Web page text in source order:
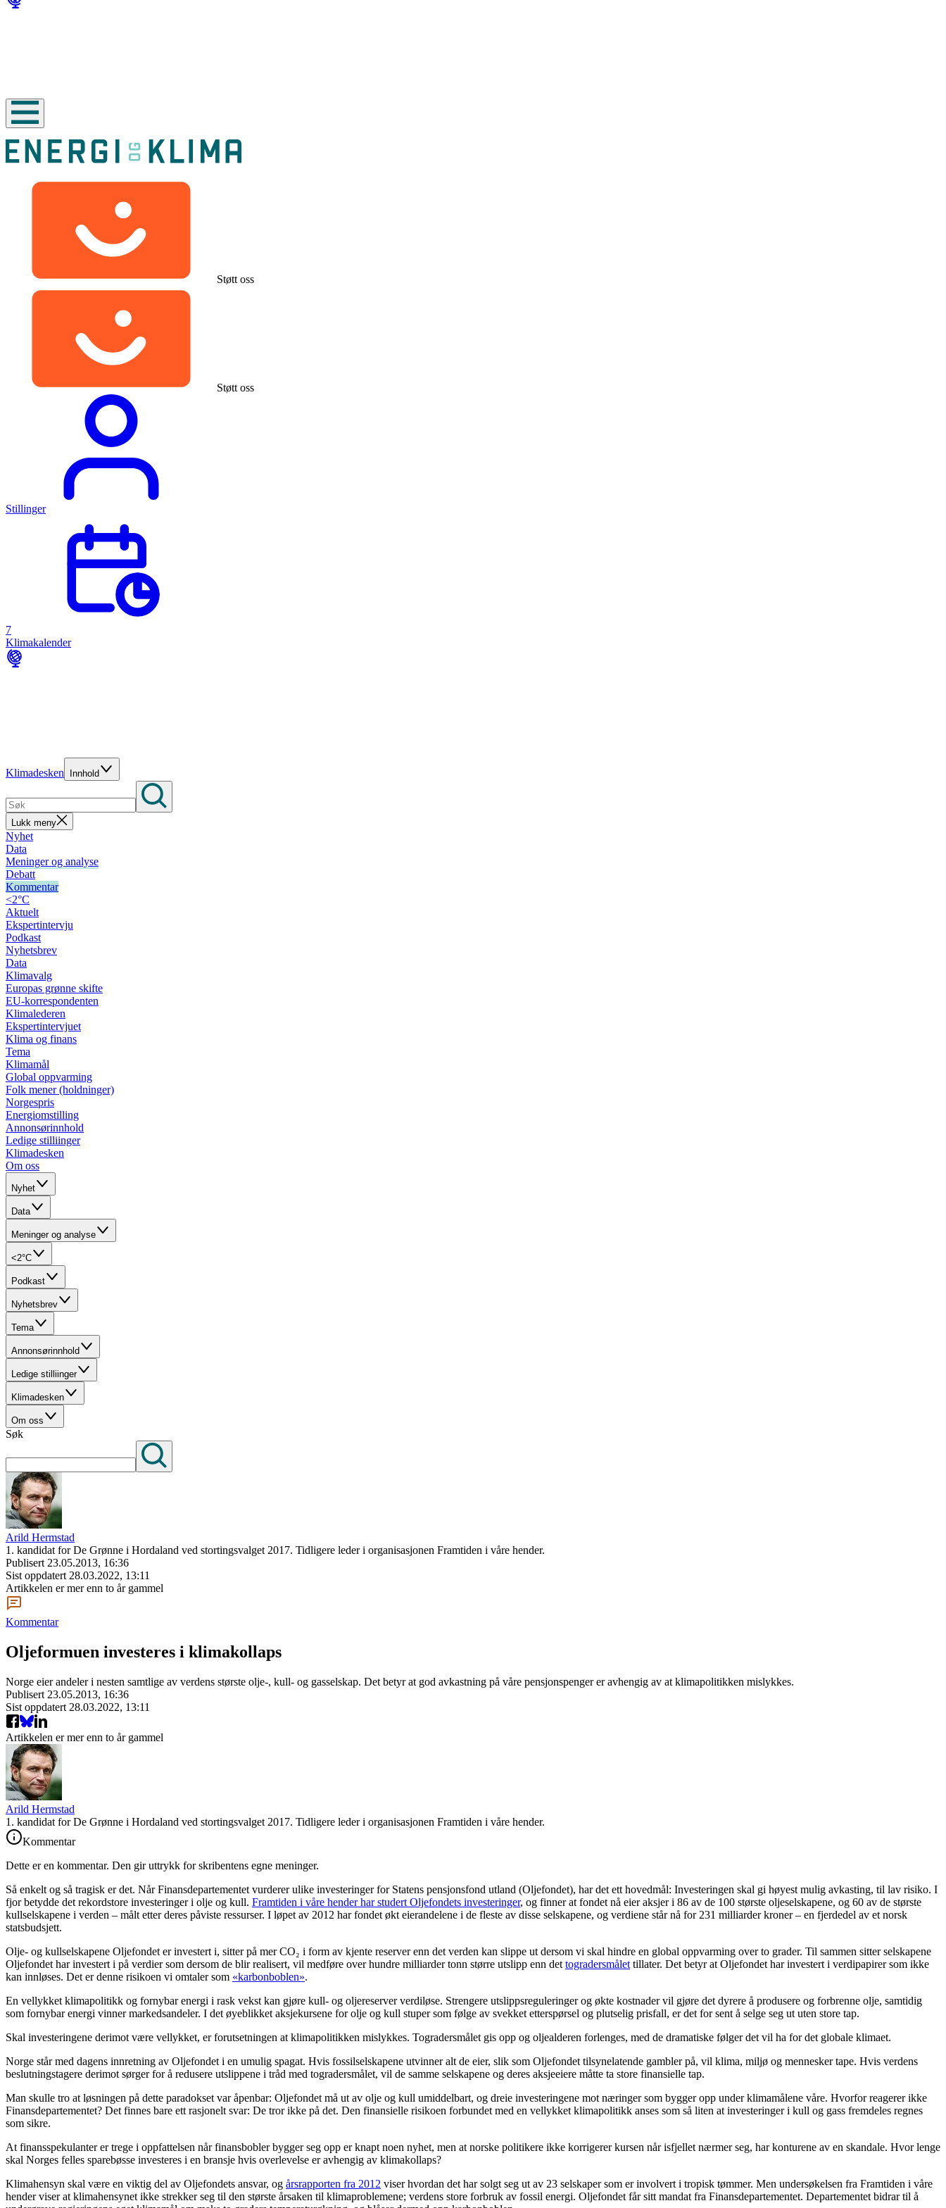
Støtt oss
Støtt oss
Stillinger
7
Klimakalender
Klimadesken Innhold
Lukk meny
Nyhet
Data
Meninger og analyse
Debatt
Kommentar
<2°C
Aktuelt
Ekspertintervju
Podkast
Nyhetsbrev
Data
Klimavalg
Europas grønne skifte
EU-korrespondenten
Klimalederen
Ekspertintervjuet
Klima og finans
Tema
Klimamål
Global oppvarming
Folk mener (holdninger)
Norgespris
Energiomstilling
Annonsørinnhold
Ledige stilliinger
Klimadesken
Om oss
Nyhet
Data
Meninger og analyse
<2°C
Podkast
Nyhetsbrev
Tema
Annonsørinnhold
Ledige stilliinger
Klimadesken
Om oss
Søk
Arild Hermstad
1. kandidat for De Grønne i Hordaland ved stortingsvalget 2017. Tidligere leder i organisasjonen Framtiden i våre hender.
Publisert 23.05.2013, 16:36
Sist oppdatert 28.03.2022, 13:11
Artikkelen er mer enn to år gammel
Kommentar
Oljeformuen investeres i klimakollaps
Norge eier andeler i nesten samtlige av verdens største olje-, kull- og gasselskap. Det betyr at god avkastning på våre pensjonspenger er avhengig av at klimapolitikken mislykkes.
Publisert 23.05.2013, 16:36
Sist oppdatert 28.03.2022, 13:11
Artikkelen er mer enn to år gammel
Arild Hermstad
1. kandidat for De Grønne i Hordaland ved stortingsvalget 2017. Tidligere leder i organisasjonen Framtiden i våre hender.
Kommentar
Dette er en kommentar. Den gir uttrykk for skribentens egne meninger.
Så enkelt og så tragisk er det. Når Finansdepartementet vurderer ulike investeringer for Statens pensjonsfond utland (Oljefondet), har det ett hovedmål: Investeringen skal gi høyest mulig avkasting, til lav risiko. I
fjor betydde det rekordstore investeringer i olje og kull. Framtiden i våre hender har studert Oljefondets investeringer, og finner at fondet nå eier aksjer i 86 av de 100 største oljeselskapene, og 60 av de største
kullselskapene i verden – målt etter deres påviste ressurser. I løpet av 2012 har fondet økt eierandelene i de fleste av disse selskapene, og verdiene står nå for 231 milliarder kroner – en fjerdedel av et norsk
statsbudsjett.
Olje- og kullselskapene Oljefondet er investert i, sitter på mer CO₂ i form av kjente reserver enn det verden kan slippe ut dersom vi skal hindre en global oppvarming over to grader. Til sammen sitter selskapene
Oljefondet har investert i på verdier som dersom de blir realisert, vil medføre over hundre milliarder tonn større utslipp enn det togradersmålet tillater. Det betyr at Oljefondet har investert i verdipapirer som ikke
kan innløses. Det er denne risikoen vi omtaler som «karbonboblen».
En vellykket klimapolitikk og fornybar energi i rask vekst kan gjøre kull- og oljereserver verdiløse. Strengere utslippsreguleringer og økte kostnader vil gjøre det dyrere å produsere og forbrenne olje, samtidig
som fornybar energi vinner markedsandeler. I det øyeblikket aksjekursene for olje og kull stuper som følge av svekket etterspørsel og plutselig prisfall, er det for sent å selge seg ut uten store tap.
Skal investeringene derimot være vellykket, er forutsetningen at klimapolitikken mislykkes. Togradersmålet gis opp og oljealderen forlenges, med de dramatiske følger det vil ha for det globale klimaet.
Norge står med dagens innretning av Oljefondet i en umulig spagat. Hvis fossilselskapene utvinner alt de eier, slik som Oljefondet tilsynelatende gambler på, vil klima, miljø og mennesker tape. Hvis verdens
beslutningstagere derimot sørger for å redusere utslippene i tråd med togradersmålet, vil de samme selskapene og deres aksjeeiere måtte ta store finansielle tap.
Man skulle tro at løsningen på dette paradokset var åpenbar: Oljefondet må ut av olje og kull umiddelbart, og dreie investeringene mot næringer som bygger opp under klimamålene våre. Hvorfor reagerer ikke
Finansdepartementet? Det finnes bare ett rasjonelt svar: De tror ikke på det. Den finansielle risikoen forbundet med en vellykket klimapolitikk anses som så liten at investeringer i kull og gass fremdeles regnes
som sikre.
At finansspekulanter er trege i oppfattelsen når finansbobler bygger seg opp er knapt noen nyhet, men at norske politikere ikke korrigerer kursen når isfjellet nærmer seg, har konturene av en skandale. Hvor lenge
skal Norges felles sparebøsse investeres i en bransje hvis overlevelse er avhengig av klimakollaps?
Klimahensyn skal være en viktig del av Oljefondets ansvar, og årsrapporten fra 2012 viser hvordan det har solgt seg ut av 23 selskaper som er involvert i tropisk tømmer. Men undersøkelsen fra Framtiden i våre
hender viser at klimahensynet ikke strekker seg til den største årsaken til klimaproblemene; verdens store forbruk av fossil energi. Oljefondet får sitt mandat fra Finansdepartementet. Departementet bidrar til å